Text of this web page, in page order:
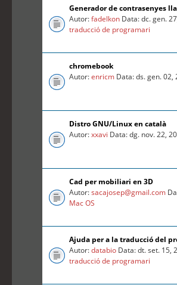
Generador de contrasenyes
Autor:fadelkon Data: dc. gen.
traducció de programari
chromebook
Autor:enricm Data: ds. gen.
Distro GNU/Linux en català
Autor:xxavi Data: dg. nov. 22,
Cad per mobiliari en 3D
Autor:sacajosep@gmail.com
Mac OS
Ajuda per a la traducció del
Autor:databio Data: dt. set. 15,
traducció de programari